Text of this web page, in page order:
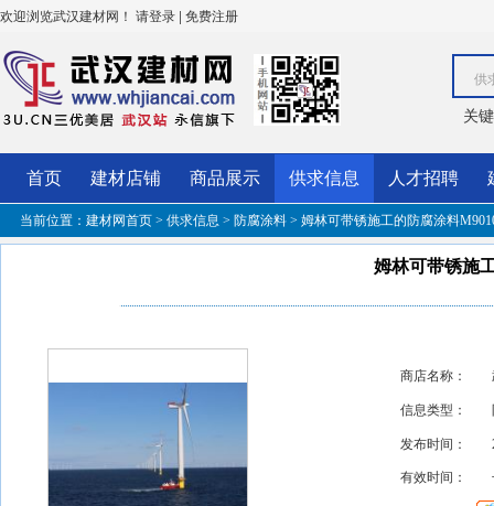
欢迎浏览武汉建材网！ 请登录 | 免费注册
供
关
首页 建材店铺 商品展示 供求信息 人才招聘
当前位置： 建材网首页 > 供求信息 > 防腐涂料 > 姆林可带锈施工的防腐涂料
姆林可带锈施
商店名称：
信息类型：
发布时间：
有效时间：